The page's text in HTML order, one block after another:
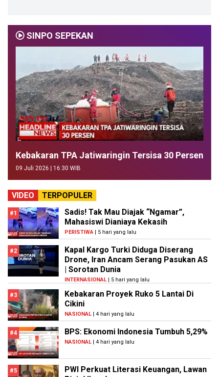
SINPO SEPEKAN
Kebakaran TPA Jatiwaringin Tersisa 30 Persen
09 Juli 2026 | 16:30 WIB
VIDEO TERPOPULER
#1
Sadis! Tak Mau Diajak “Ngamar”,
Mahasiswi Dianiaya Kekasih
PERISTIWA | 5 hari yang lalu
#2
Kapal Kargo Turki Diduga Diserang
Drone, Iran Ancam Serang Pasukan AS
| Sorotan Dunia
INTERNASIONAL | 5 hari yang lalu
#3
Kebakaran Proyek Ruko 5 Lantai Di
Cikini
NASIONAL | 4 hari yang lalu
#4 BPS: Ekonomi Indonesia Tumbuh 5,29%
NASIONAL | 4 hari yang lalu
#5
PWI Perkuat Literasi Keuangan, Lawan